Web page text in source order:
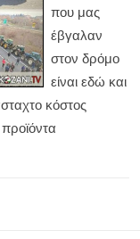
που μας
έβγαλαν
στον δρόμο
είναι εδώ και
κόστος